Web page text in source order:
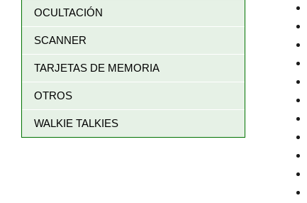
OCULTACIÓN
SCANNER
TARJETAS DE MEMORIA
OTROS
WALKIE TALKIES